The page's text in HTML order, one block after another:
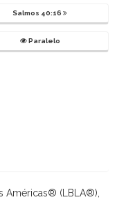
Salmos 40:16
Paralelo
Américas® (LBLA®),